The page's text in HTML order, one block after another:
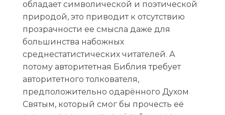
обладает символической и поэтической
природой, это приводит к отсутствию
прозрачности ее смысла даже для
большинства набожных
среднестатистических читателей. А
потому авторитетная Библия требует
авторитетного толкователя,
предположительно одарённого Духом
Святым, который смог бы прочесть её